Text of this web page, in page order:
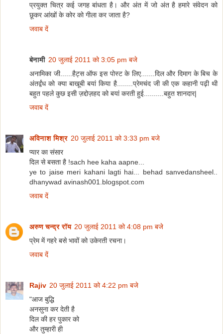
प्रयुक्त चित्र कई जगह बांधता है। और अंत में जो अंत है हमारे संवेदन को
छूकर आंखों के कोर को गीला कर जाता है?
जवाब दें
बेनामी 20 जुलाई 2011 को 3:05 pm बजे
अनामिका जी......हैट्स ऑफ इस पोस्ट के लिए.......दिल और दिमाग के बिच के
अंतर्द्वंध को क्या बाखूबी बयां किया है........प्रेमचंद जी की एक कहानी पढ़ी थी
बहुत पहले कुछ इसी ज़द्दोज़हद को बयां करती हुई..........बहुत शानदार|
जवाब दें
अविनाश मिश्र 20 जुलाई 2011 को 3:33 pm बजे
प्यार का संसार
दिल से बसता है !sach hee kaha aapne...
ye to jaise meri kahani lagti hai... behad sanvedansheel..
dhanywad avinash001.blogspot.com
जवाब दें
अरुण चन्द्र रॉय 20 जुलाई 2011 को 4:08 pm बजे
प्रेम में गहरे बसे भावों को उकेरती रचना।
जवाब दें
Rajiv 20 जुलाई 2011 को 4:22 pm बजे
"आज बुद्धि
अनसुना कर देती है
दिल की हर पुकार को
और तुम्हारी ही